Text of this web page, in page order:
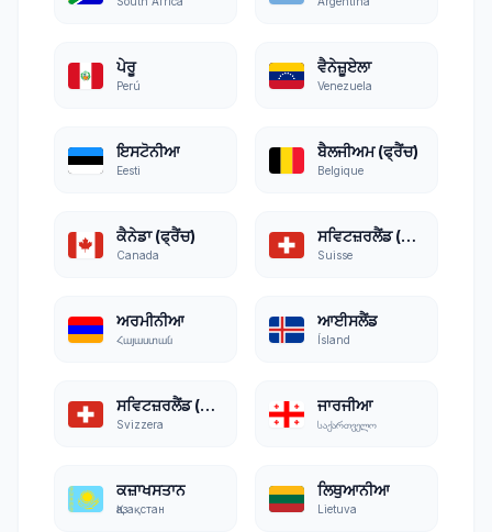
ਪੇਰੂ
Perú
ਵੈਨੇਜ਼ੂਏਲਾ
Venezuela
ਇਸਟੋਨੀਆ
Eesti
ਬੈਲਜੀਅਮ (ਫ੍ਰੈਂਚ)
Belgique
ਕੈਨੇਡਾ (ਫ੍ਰੈਂਚ)
Canada
ਸਵਿਟਜ਼ਰਲੈਂਡ (ਫ੍ਰੈਂਚ)
Suisse
ਅਰਮੀਨੀਆ
Հայաստան
ਆਈਸਲੈਂਡ
Ísland
ਸਵਿਟਜ਼ਰਲੈਂਡ (ਇਤਾਲਵੀ)
Svizzera
ਜਾਰਜੀਆ
საქართველო
ਕਜ਼ਾਖਸਤਾਨ
Қазақстан
ਲਿਥੁਆਨੀਆ
Lietuva